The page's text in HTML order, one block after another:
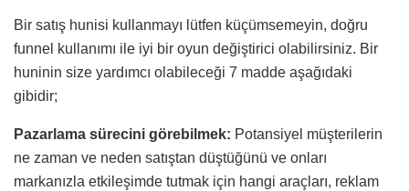
Bir satış hunisi kullanmayı lütfen küçümsemeyin, doğru
funnel kullanımı ile iyi bir oyun değiştirici olabilirsiniz. Bir
huninin size yardımcı olabileceği 7 madde aşağıdaki
gibidir;
Pazarlama sürecini görebilmek: Potansiyel müşterilerin
ne zaman ve neden satıştan düştüğünü ve onları
markanızla etkileşimde tutmak için hangi araçları, reklam